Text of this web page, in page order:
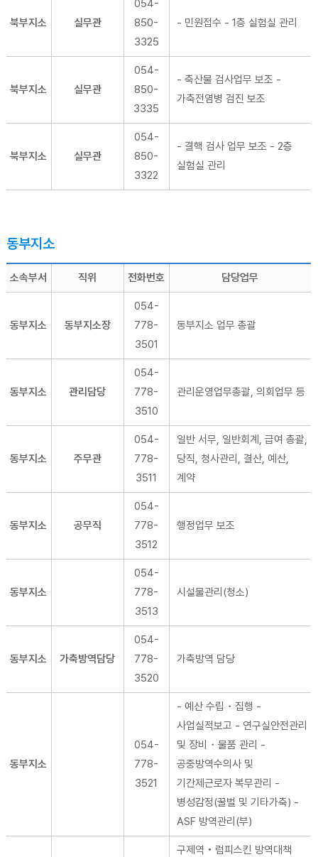
북부지소 실무관
054-
850-
3325
- 민원접수 - 1층 실험실 관리
북부지소 실무관
054-
850-
3335
- 축산물 검사업무 보조 -
가축전염병 검진 보조
북부지소 실무관
054-
850-
3322
- 결핵 검사 업무 보조 - 2층
실험실 관리
동부지소
소속부서 직위 전화번호 담당업무
동부지소 동부지소장
054-
778-
3501
동부지소 업무 총괄
동부지소 관리담당
054-
778-
3510
관리운영업무총괄, 의회업무 등
동부지소 주무관
054-
778-
3511
일반 서무, 일반회계, 급여 총괄,
당직, 청사관리, 결산, 예산,
계약
동부지소 공무직
054-
778-
3512
행정업무 보조
동부지소
054-
778-
3513
시설물관리(청소)
동부지소 가축방역담당
054-
778-
3520
가축방역 담당
동부지소
054-
778-
3521
- 예산 수립・집행 -
사업실적보고 - 연구실안전관리
및 장비・물품 관리 -
공중방역수의사 및
기간제근로자 복무관리 -
병성감정(꿀벌 및 기타가축) -
ASF 방역관리(부)
구제역‧럼피스킨 방역대책